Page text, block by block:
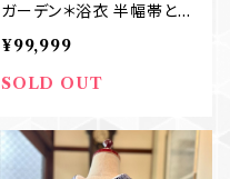
ガーデン＊浴衣 半幅帯と浴
衣セット エンゼルフィッシュ
魚 海 ドット 浴衣+半幅帯セ
ット B728
¥99,999
SOLD OUT